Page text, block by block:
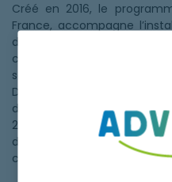
Créé en 2016, le
France, accompagne
de véhicule électrique.
certificats d’énergie, il
soutien à la mobilité
Doté d’un budget de
d’Advenir est de financer
2027 à destination des
des syndics de
collectivités et des